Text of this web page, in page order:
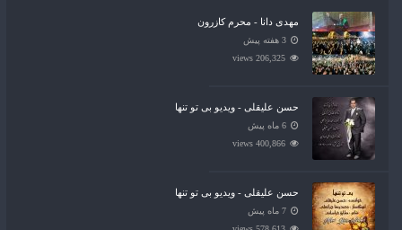
مهدی دانا - محرم کازرون
3 هفته پیش
206,325 views
حسن علیقلی - ویدیو بی تو تنها
6 ماه پیش
400,866 views
حسن علیقلی - ویدیو بی تو تنها
7 ماه پیش